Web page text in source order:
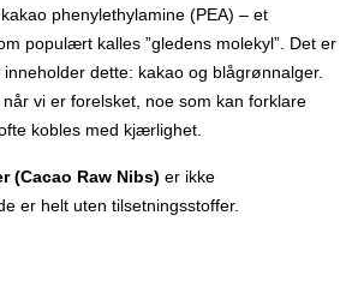
phenylethylamine (PEA) – et
populært kalles ”gledens molekyl”. Det er
dette: kakao og blågrønnalger.
vi er forelsket, noe som kan forklare
kobles med kjærlighet.
(Cacao Raw Nibs) er ikke
er helt uten tilsetningsstoffer.